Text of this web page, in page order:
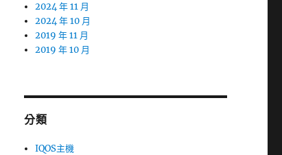
2024 年 11 月
2024 年 10 月
2019 年 11 月
2019 年 10 月
分類
IQOS主機